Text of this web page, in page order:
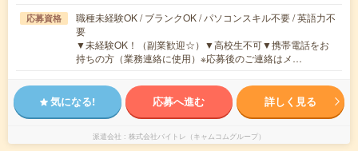
応募資格
職種未経験OK / ブランクOK / パソコンスキル不要 / 英語力不
要
▼未経験OK！（副業歓迎☆）▼高校生不可▼携帯電話をお
持ちの方（業務連絡に使用）※応募後のご連絡はメ…
気になる! 応募へ進む 詳しく見る
派遣会社 株式会社バイトレ（キャムコムグループ）